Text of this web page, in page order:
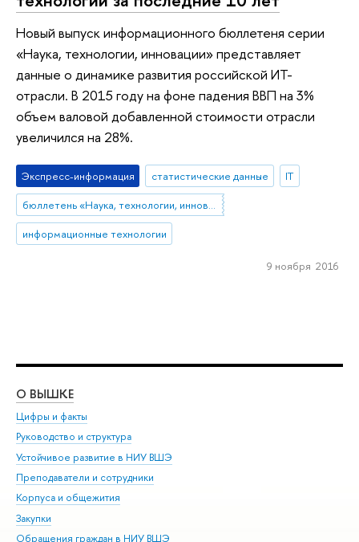
Новый выпуск информационного бюллетеня серии
«Наука, технологии, инновации» представляет
данные о динамике развития российской ИТ-
отрасли. В 2015 году на фоне падения ВВП на 3%
объем валовой добавленной стоимости отрасли
увеличился на 28%.
Экспресс-информация статистические данные
IT
бюллетень «Наука, технологии, инновации»
информационные технологии
9 ноября 2016
О ВЫШКЕ
Цифры и факты
Руководство и структура
Устойчивое развитие в НИУ ВШЭ
Преподаватели и сотрудники
Корпуса и общежития
Закупки
Обращения граждан в НИУ ВШЭ